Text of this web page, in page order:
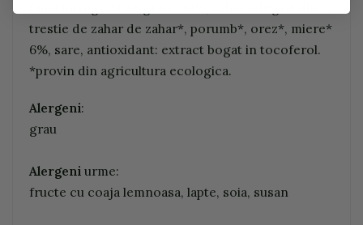
trestie de zahar de zahar*, porumb*, orez*, miere*
6%, sare, antioxidant: extract bogat in tocoferol.
*provin din agricultura ecologica.
Alergeni:
grau
Alergeni urme:
fructe cu coaja lemnoasa, lapte, soia, susan